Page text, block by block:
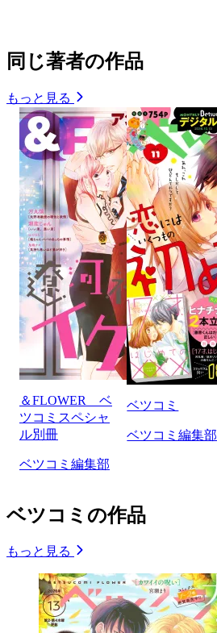
同じ著者の作品
もっと見る
＆FLOWER ベ
ツコミスペシャ
ル別冊
ベツコミ編集部
ベツコミ
ベツコミ編集部
ベツコミの作品
もっと見る